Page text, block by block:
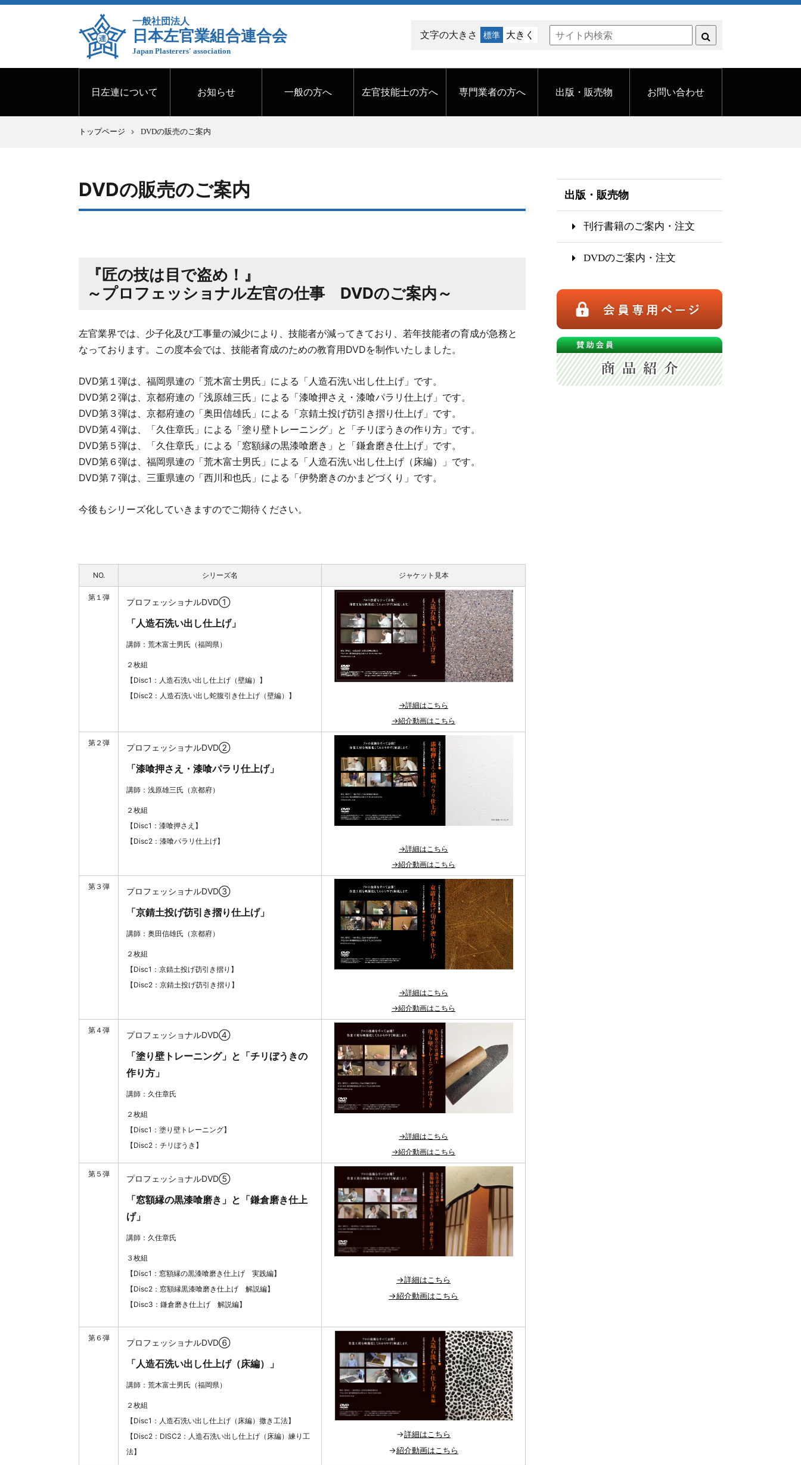
一般社団法人
日本左官業組合連合会
Japan Plasterers' association
文字の大きさ 標準 大きく
日左連について お知らせ 一般の方へ 左官技能士の方へ 専門業者の方へ 出版・販売物 お問い合わせ
トップページ DVDの販売のご案内
DVDの販売のご案内
『匠の技は目で盗め！』
～プロフェッショナル左官の仕事 DVDのご案内～
左官業界では、少子化及び工事量の減少により、技能者が減ってきており、若年技能者の育成が急務と
なっております。この度本会では、技能者育成のための教育用DVDを制作いたしました。
DVD第１弾は、福岡県連の「荒木富士男氏」による「人造石洗い出し仕上げ」です。
DVD第２弾は、京都府連の「浅原雄三氏」による「漆喰押さえ・漆喰パラリ仕上げ」です。
DVD第３弾は、京都府連の「奥田信雄氏」による「京錆土投げ苆引き摺り仕上げ」です。
DVD第４弾は、「久住章氏」による「塗り壁トレーニング」と「チリぼうきの作り方」です。
DVD第５弾は、「久住章氏」による「窓額縁の黒漆喰磨き」と「鎌倉磨き仕上げ」です。
DVD第６弾は、福岡県連の「荒木富士男氏」による「人造石洗い出し仕上げ（床編）」です。
DVD第７弾は、三重県連の「西川和也氏」による「伊勢磨きのかまどづくり」です。
今後もシリーズ化していきますのでご期待ください。
NO. シリーズ名 ジャケット見本
第１弾 プロフェッショナルDVD①
「人造石洗い出し仕上げ」
講師：荒木富士男氏（福岡県）
２枚組
【Disc1：人造石洗い出し仕上げ（壁編）】
【Disc2：人造石洗い出し蛇腹引き仕上げ（壁編）】
→詳細はこちら
→紹介動画はこちら
第２弾 プロフェッショナルDVD②
「漆喰押さえ・漆喰パラリ仕上げ」
講師：浅原雄三氏（京都府）
２枚組
【Disc1：漆喰押さえ】
【Disc2：漆喰パラリ仕上げ】
→詳細はこちら
→紹介動画はこちら
第３弾 プロフェッショナルDVD③
「京錆土投げ苆引き摺り仕上げ」
講師：奥田信雄氏（京都府）
２枚組
【Disc1：京錆土投げ苆引き摺り】
【Disc2：京錆土投げ苆引き摺り】
→詳細はこちら
→紹介動画はこちら
第４弾 プロフェッショナルDVD④
「塗り壁トレーニング」と「チリぼうきの
作り方」
講師：久住章氏
２枚組
【Disc1：塗り壁トレーニング】
【Disc2：チリぼうき】
→詳細はこちら
→紹介動画はこちら
第５弾 プロフェッショナルDVD⑤
「窓額縁の黒漆喰磨き」と「鎌倉磨き仕上
げ」
講師：久住章氏
３枚組
【Disc1：窓額縁の黒漆喰磨き仕上げ 実践編】
【Disc2：窓額縁黒漆喰磨き仕上げ 解説編】
【Disc3：鎌倉磨き仕上げ 解説編】
→詳細はこちら
→紹介動画はこちら
第６弾 プロフェッショナルDVD⑥
「人造石洗い出し仕上げ（床編）」
講師：荒木富士男氏（福岡県）
２枚組
【Disc1：人造石洗い出し仕上げ（床編）撒き工法】
【Disc2：DISC2：人造石洗い出し仕上げ（床編）練り工
法】
→詳細はこちら
→紹介動画はこちら
出版・販売物
刊行書籍のご案内・注文
DVDのご案内・注文